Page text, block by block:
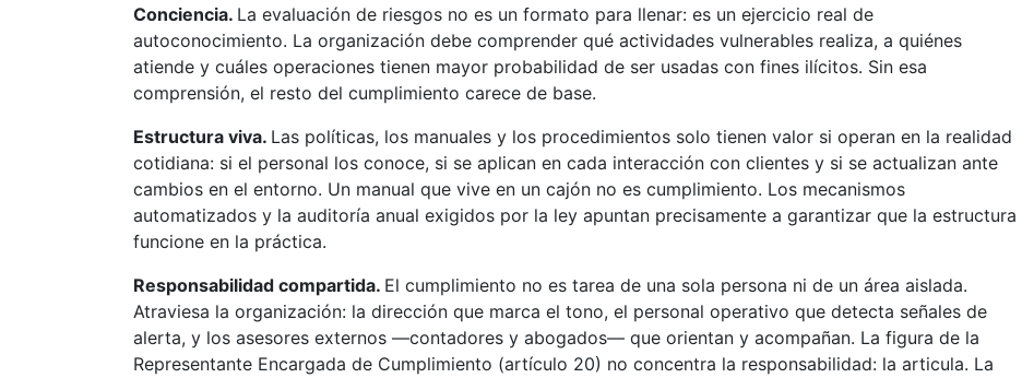
Conciencia. La evaluación de riesgos no es un formato para llenar: es un ejercicio real de
autoconocimiento. La organización debe comprender qué actividades vulnerables realiza, a quiénes
atiende y cuáles operaciones tienen mayor probabilidad de ser usadas con fines ilícitos. Sin esa
comprensión, el resto del cumplimiento carece de base.
Estructura viva. Las políticas, los manuales y los procedimientos solo tienen valor si operan en la realidad
cotidiana: si el personal los conoce, si se aplican en cada interacción con clientes y si se actualizan ante
cambios en el entorno. Un manual que vive en un cajón no es cumplimiento. Los mecanismos
automatizados y la auditoría anual exigidos por la ley apuntan precisamente a garantizar que la estructura
funcione en la práctica.
Responsabilidad compartida. El cumplimiento no es tarea de una sola persona ni de un área aislada.
Atraviesa la organización: la dirección que marca el tono, el personal operativo que detecta señales de
alerta, y los asesores externos —contadores y abogados— que orientan y acompañan. La figura de la
Representante Encargada de Cumplimiento (artículo 20) no concentra la responsabilidad: la articula. La